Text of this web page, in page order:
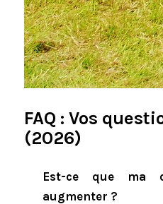
FAQ : Vos
(2026)
Est-ce que ma
augmenter ?